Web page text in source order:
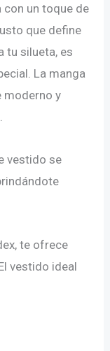
con un toque de
que define
tu silueta, es
La manga
moderno y
vestido se
te ofrece
vestido ideal